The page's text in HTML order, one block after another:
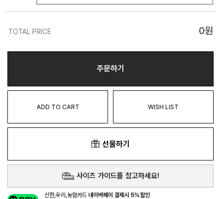
TOTAL PRICE 0원
주문하기
ADD TO CART WISH LIST
선물하기
사이즈 가이드를 참고하세요!
신한,우리,농협카드네이버페이 결제시 5%할인